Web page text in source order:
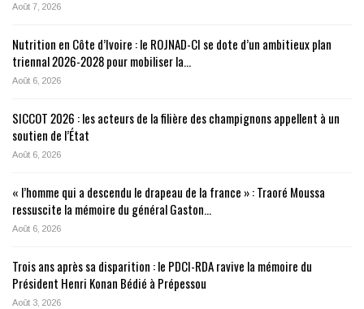
Août 7, 2026
Nutrition en Côte d’Ivoire : le ROJNAD-CI se dote d’un ambitieux plan
triennal 2026-2028 pour mobiliser la…
Août 6, 2026
SICCOT 2026 : les acteurs de la filière des champignons appellent à un
soutien de l’État
Août 6, 2026
« l’homme qui a descendu le drapeau de la france » : Traoré Moussa
ressuscite la mémoire du général Gaston…
Août 6, 2026
Trois ans après sa disparition : le PDCI-RDA ravive la mémoire du
Président Henri Konan Bédié à Prépessou
Août 3, 2026